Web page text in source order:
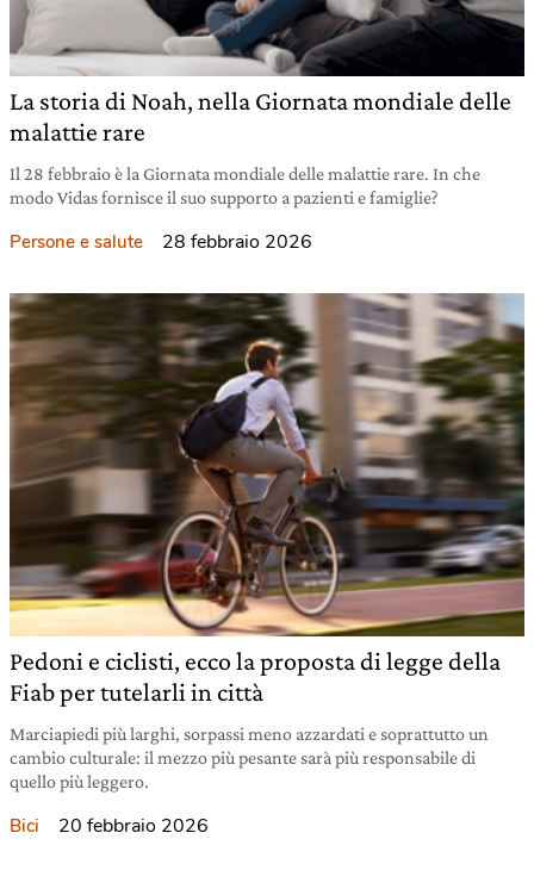
La storia di Noah, nella Giornata mondiale delle
malattie rare
Il 28 febbraio è la Giornata mondiale delle malattie rare. In che
modo Vidas fornisce il suo supporto a pazienti e famiglie?
Persone e salute 28 febbraio 2026
Pedoni e ciclisti, ecco la proposta di legge della
Fiab per tutelarli in città
Marciapiedi più larghi, sorpassi meno azzardati e soprattutto un
cambio culturale: il mezzo più pesante sarà più responsabile di
quello più leggero.
Bici 20 febbraio 2026